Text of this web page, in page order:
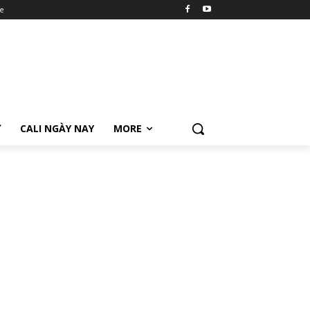
CALI NGÀY NAY MORE